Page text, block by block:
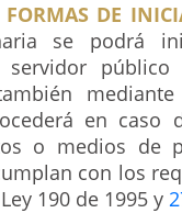
DE
se podrá
servidor
en caso
o medios de
con los
190 de 1995 y